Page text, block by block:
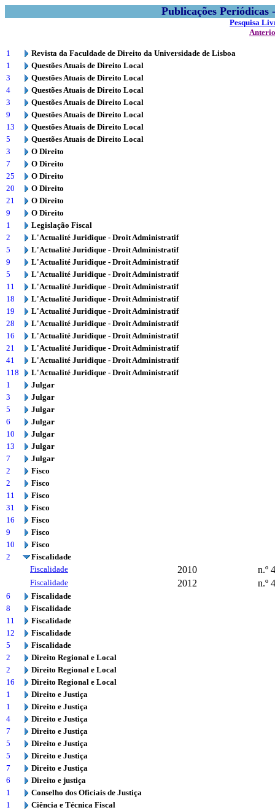
Publicações
Pesquisa
1
Revista da Faculdade de Direito da Universidade de Lisboa
1
Questões Atuais de Direito Local
3
Questões Atuais de Direito Local
4
Questões Atuais de Direito Local
3
Questões Atuais de Direito Local
9
Questões Atuais de Direito Local
13
Questões Atuais de Direito Local
5
Questões Atuais de Direito Local
3
O Direito
7
O Direito
25
O Direito
20
O Direito
21
O Direito
9
O Direito
1
Legislação Fiscal
2
L'Actualité Juridique - Droit Administratif
5
L'Actualité Juridique - Droit Administratif
9
L'Actualité Juridique - Droit Administratif
5
L'Actualité Juridique - Droit Administratif
11
L'Actualité Juridique - Droit Administratif
18
L'Actualité Juridique - Droit Administratif
19
L'Actualité Juridique - Droit Administratif
28
L'Actualité Juridique - Droit Administratif
16
L'Actualité Juridique - Droit Administratif
21
L'Actualité Juridique - Droit Administratif
41
L'Actualité Juridique - Droit Administratif
118
L'Actualité Juridique - Droit Administratif
1
Julgar
3
Julgar
5
Julgar
6
Julgar
10
Julgar
13
Julgar
7
Julgar
2
Fisco
2
Fisco
11
Fisco
31
Fisco
16
Fisco
9
Fisco
10
Fisco
2
Fiscalidade
Fiscalidade
2010 n.º
Fiscalidade 2012 n.º
6
Fiscalidade
8
Fiscalidade
11
Fiscalidade
12
Fiscalidade
5
Fiscalidade
2
Direito Regional e Local
2
Direito Regional e Local
16
Direito Regional e Local
1
Direito e Justiça
1
Direito e Justiça
4
Direito e Justiça
7
Direito e Justiça
5
Direito e Justiça
5
Direito e Justiça
7
Direito e Justiça
6
Direito e justiça
1
Conselho dos Oficiais de Justiça
1
Ciência e Técnica Fiscal